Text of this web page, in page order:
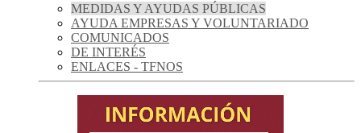
MEDIDAS Y AYUDAS PÚBLICAS
AYUDA EMPRESAS Y VOLUNTARIADO
COMUNICADOS
DE INTERÉS
ENLACES - TFNOS